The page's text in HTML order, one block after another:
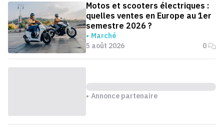
Motos et scooters électriques :
quelles ventes en Europe au 1er
semestre 2026 ?
Marché
5 août 2026
0
Annonce partenaire